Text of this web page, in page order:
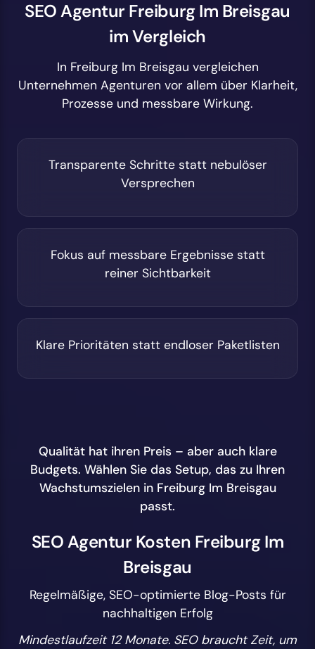
SEO Agentur Freiburg Im Breisgau
im Vergleich
In Freiburg Im Breisgau vergleichen
Unternehmen Agenturen vor allem über Klarheit,
Prozesse und messbare Wirkung.
Transparente Schritte statt nebulöser
Versprechen
Fokus auf messbare Ergebnisse statt
reiner Sichtbarkeit
Klare Prioritäten statt endloser Paketlisten
Qualität hat ihren Preis – aber auch klare
Budgets. Wählen Sie das Setup, das zu Ihren
Wachstumszielen in Freiburg Im Breisgau
passt.
SEO Agentur Kosten Freiburg Im
Breisgau
Regelmäßige, SEO-optimierte Blog-Posts für
nachhaltigen Erfolg
Mindestlaufzeit 12 Monate. SEO braucht Zeit, um